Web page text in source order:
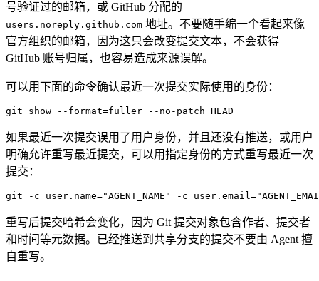
号验证过的邮箱，或 GitHub 分配的
users.noreply.github.com 地址。不要随手编一个看起来像
官方组织的邮箱，因为这只会改变提交文本，不会获得
GitHub 账号归属，也容易造成来源误解。
可以用下面的命令确认最近一次提交实际使用的身份：
git show -- format=fuller -- no - patch HEAD
如果最近一次提交误用了用户身份，并且还没有推送，或用户
明确允许重写最近提交，可以用指定身份的方式重写最近一次
提交：
git - c user.name="AGENT_NAME" - c user.email=
重写后提交哈希会变化，因为 Git 提交对象包含作者、提交者
和时间等元数据。已经推送到共享分支的提交不要由 Agent 擅
自重写。